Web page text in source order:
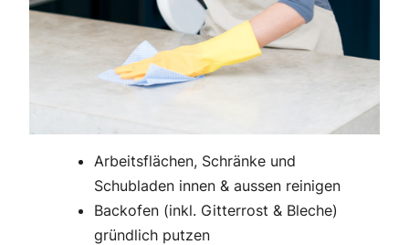
Arbeitsflächen, Schränke und
Schubladen innen & aussen reinigen
Backofen (inkl. Gitterrost & Bleche)
gründlich putzen